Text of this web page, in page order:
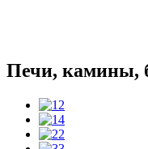
Печи, камины,